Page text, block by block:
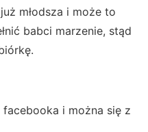
młodsza i może to
babci marzenie, stąd
i można się z